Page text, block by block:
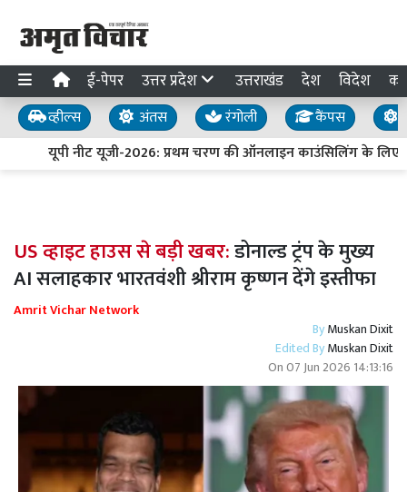
ई-पेपर उत्तर प्रदेश उत्तराखंड देश विदेश
व्हील्स अंतस रंगोली कैंपस
यूपी नीट यूजी-2026: प्रथम चरण की ऑनलाइन काउंसिलिंग के लिए
US व्हाइट हाउस से बड़ी खबर:डोनाल्ड ट्रंप के मुख्य
AI सलाहकार भारतवंशी श्रीराम कृष्णन देंगे इस्तीफा
Amrit Vichar Network
ByMuskan Dixit
Edited ByMuskan Dixit
On07 Jun 2026 14:13:16